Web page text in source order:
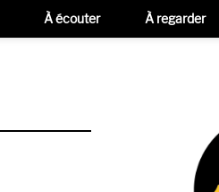
À écouter À regarder